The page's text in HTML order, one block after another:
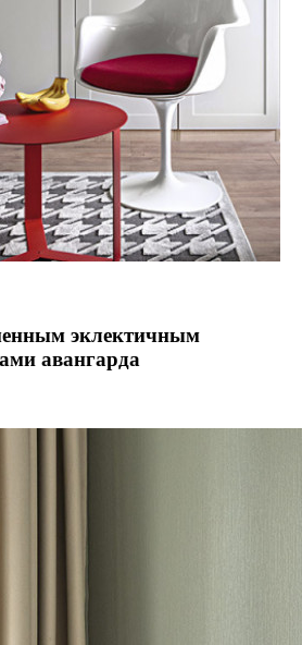
эклектичным
авангарда